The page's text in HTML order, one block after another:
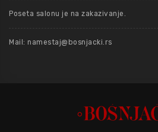
Poseta salonu je na zakazivanje.
Mail: namestaj@bosnjacki.rs